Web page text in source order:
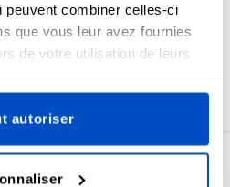
peuvent combiner celles-ci
que vous leur avez fournies
de votre utilisation de leurs
autoriser
24 957 avis